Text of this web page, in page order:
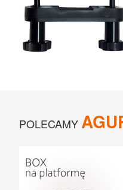
UCHWYTY
BOXY NA HAK I
POLECAMY